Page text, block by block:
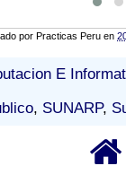
por Practicas Peru en
E
, SUNARP,